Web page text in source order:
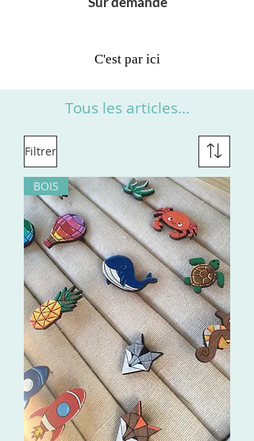
C'est par ici
Tous les articles...
Filtrer
BOIS